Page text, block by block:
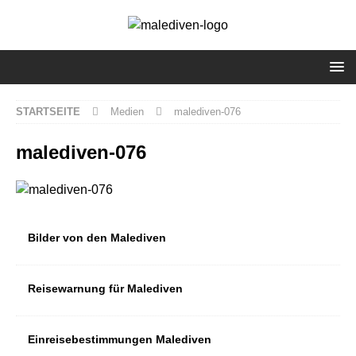
STARTSEITE Medien malediven-076
malediven-076
Bilder von den Malediven
Reisewarnung für Malediven
Einreisebestimmungen Malediven